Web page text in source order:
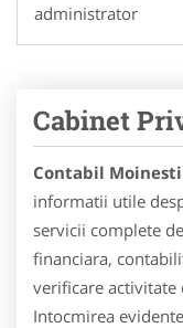
administrator
Cabinet
Contabil Moinesti
informatii utile
servicii complete
financiara,
verificare activitate
Intocmirea